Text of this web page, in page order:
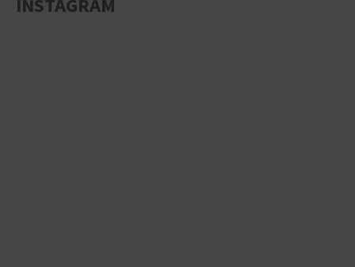
INSTAGRAM